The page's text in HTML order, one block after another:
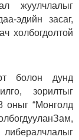
жуулчлалыг
эдийн засаг,
холбогдолтой
болон дунд
зорилтыг
оныг “Монголд